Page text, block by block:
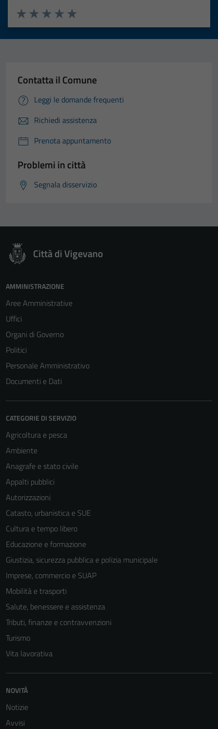
Valuta 5 stelle su 5
Valuta 4 stelle su 5
Valuta 3 stelle su 5
Valuta 2 stelle su 5
Valuta 1 stelle su 5
Contatta il Comune
Leggi le domande frequenti
Richiedi assistenza
Prenota appuntamento
Problemi in città
Segnala disservizio
Città di Vigevano
AMMINISTRAZIONE
Aree Amministrative
Uffici
Organi di Governo
Politici
Personale Amministrativo
Documenti e Dati
CATEGORIE DI SERVIZIO
Agricoltura e pesca
Ambiente
Anagrafe e stato civile
Appalti pubblici
Autorizzazioni
Catasto, urbanistica e SUE
Cultura e tempo libero
Educazione e formazione
Giustizia, sicurezza pubblica e polizia municipale
Imprese, commercio e SUAP
Mobilità e trasporti
Salute, benessere e assistenza
Tributi, finanze e contravvenzioni
Turismo
Vita lavorativa
NOVITÀ
Notizie
Avvisi